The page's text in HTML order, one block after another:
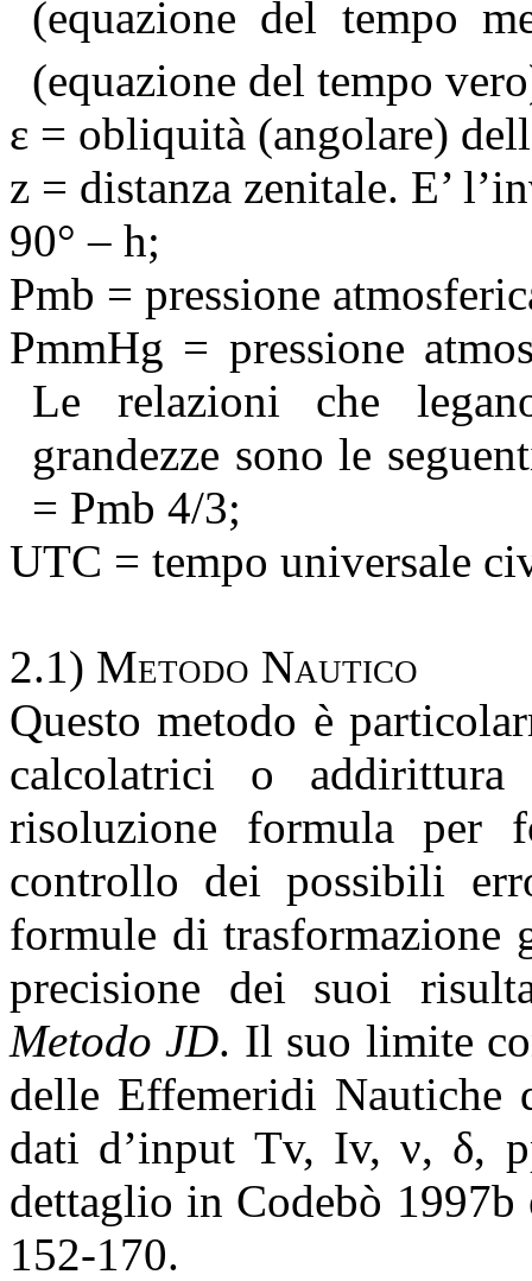
(equazione del tempo
(equazione del tempo
ε = obliquità (angolare)
z = distanza zenitale. E’
90° – h;
Pmb = pressione
PmmHg = pressione
Le relazioni che
grandezze sono le
= Pmb 4/3;
UTC = tempo universale
2.1) Metodo Nautico
Questo metodo è
calcolatrici o
risoluzione formula per
controllo dei possibili
formule di trasformazione
precisione dei suoi
Metodo JD. Il suo limite
delle Effemeridi Nautiche
dati d’input Tv, Iv,ν, δ,
dettaglio in Codebò
152-170.